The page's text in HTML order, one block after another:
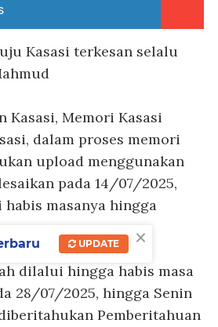
Kasasi terkesan selalu
Kasasi, Memori Kasasi
dalam proses memori
upload menggunakan
pada 14/07/2025,
habis masanya hingga
dilalui hingga habis masa
28/07/2025, hingga Senin
Pemberitahuan
×
UPDATE